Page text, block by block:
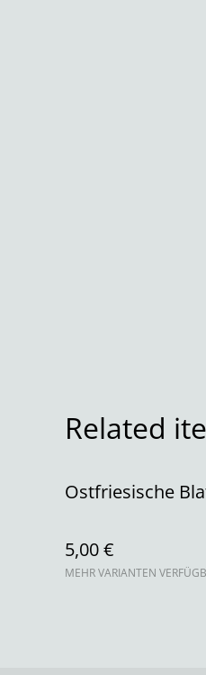
Related
Ostfriesische
5,00 €
MEHR VARIANTEN